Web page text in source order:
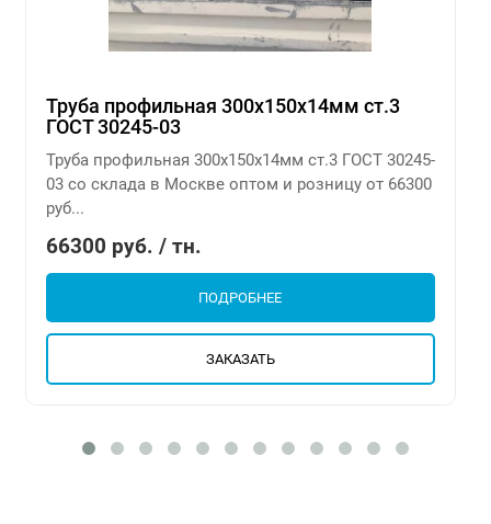
Труба профильная 300х150х14мм ст.3
ГОСТ 30245-03
Труба профильная 300х150х14мм ст.3 ГОСТ 30245-
03 со склада в Москве оптом и розницу от 66300
руб...
66300 руб. / тн.
ПОДРОБНЕЕ
ЗАКАЗАТЬ